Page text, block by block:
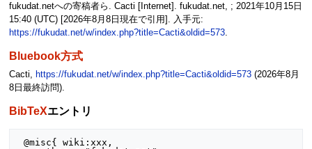
fukudat.netへの寄稿者ら. Cacti [Internet]. fukudat.net, ; 2021年10月15日
15:40 (UTC) [2026年8月8日現在で引用]. 入手元:
https://fukudat.net/w/index.php?title=Cacti&oldid=573.
Bluebook方式
Cacti, https://fukudat.net/w/index.php?title=Cacti&oldid=573(2026年8月
8日最終訪問).
BibTeXエントリ
@misc{ wiki:xxx,